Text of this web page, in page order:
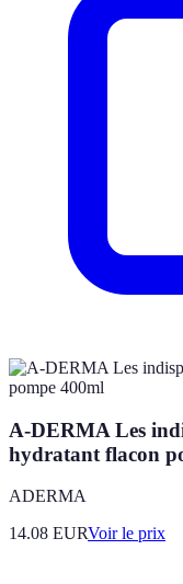
A-DERMA Les
hydratant flacon
ADERMA
14.08 EURVoir le prix